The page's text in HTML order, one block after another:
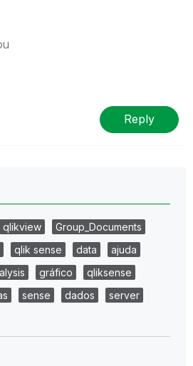
Reply
qlikview
Group_Documents
qlik sense data
ajuda
gráfico
qliksense
sense dados
server